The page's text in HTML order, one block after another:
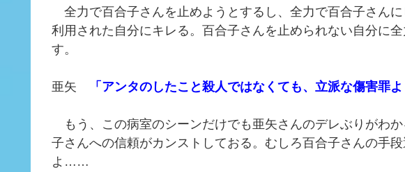
全力で百合子さんを止めようとするし、全力で百合子さん
利用された自分にキレる。百合子さんを止められない自分に
す。
亜矢 「アンタのしたこと殺人ではなくても、立派な傷害罪よ
もう、この病室のシーンだけでも亜矢さんのデレぶりがわ
子さんへの信頼がカンストしておる。むしろ百合子さんの手
よ……